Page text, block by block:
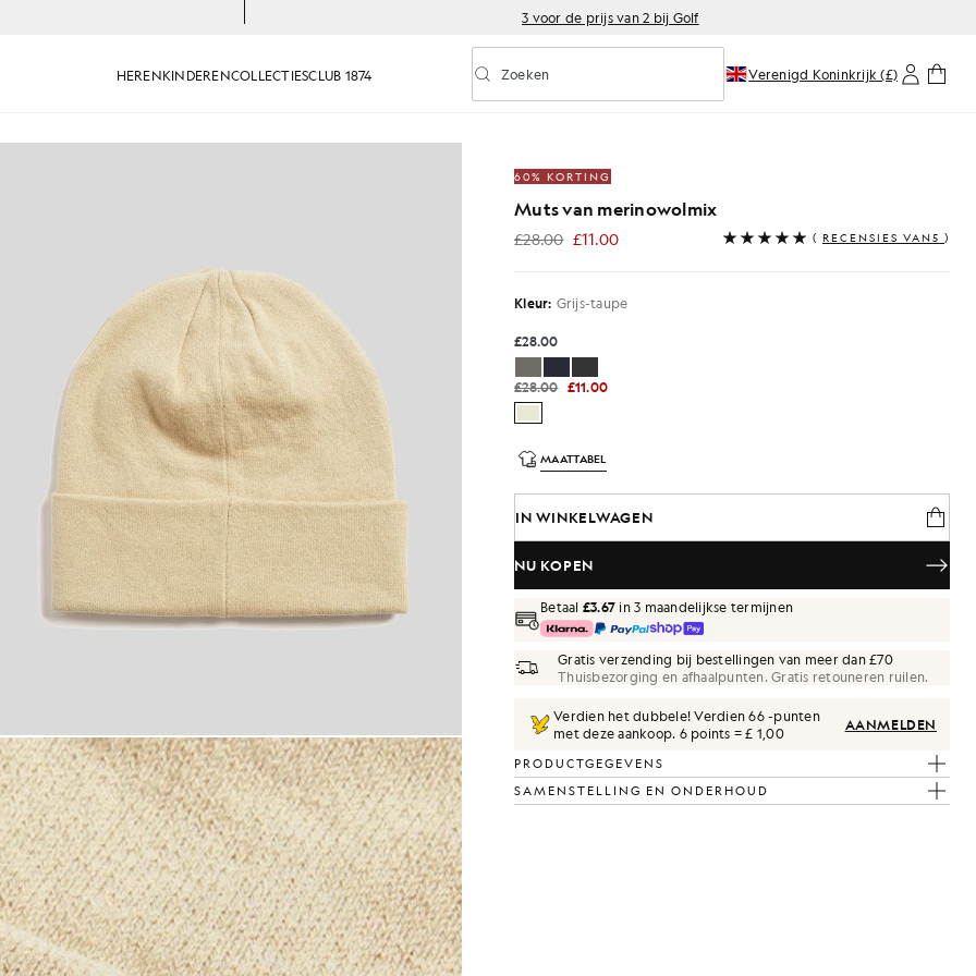
3 voor de prijs van 2 bij Golf
HERENKINDERENCOLLECTIESCLUB 1874 Voorspellend zoeken in- of uitschakelen
Zoeken Verenigd Koninkrijk (£)
van merinowolmix in grijs-taupe
60% KORTING
Muts van merinowolmix
£28.00 £11.00
£11.00 ( RECENSIES VAN5 )
Kleur: Grijs-taupe
£28.00
£28.00 £11.00
MAATTABEL
IN WINKELWAGEN
NU KOPEN
Betaal £3.67 in 3 maandelijkse termijnen
Gratis verzending bij bestellingen van meer dan £70
Thuisbezorging en afhaalpunten. Gratis retouneren ruilen.
Verdien het dubbele! Verdien66-punten
met deze aankoop. 6 points = £ 1,00 AANMELDEN
PRODUCTGEGEVENS
SAMENSTELLING EN ONDERHOUD